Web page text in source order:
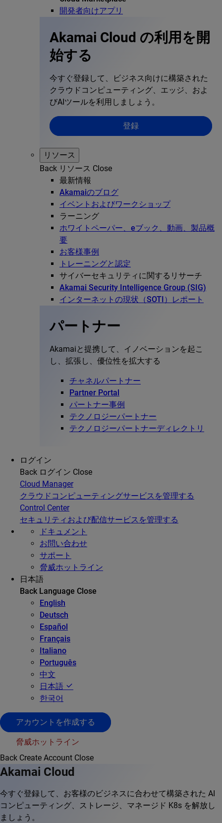
開発者向けアプリ
Akamai Cloud の利用を開
始する
今すぐ登録して、ビジネス向けに構築された
クラウドコンピューティング、エッジ、およ
びAIツールを利用しましょう。
登録
リソース
Back リソース Close
最新情報
Akamaiのブログ
イベントおよびワークショップ
ラーニング
ホワイトペーパー、eブック、動画、製品概
要
お客様事例
トレーニングと認定
サイバーセキュリティに関するリサーチ
Akamai Security Intelligence Group (SIG)
インターネットの現状（SOTI）レポート
パートナー
Akamaiと提携して、イノベーションを起こ
し、拡張し、優位性を拡大する
チャネルパートナー
Partner Portal
パートナー事例
テクノロジーパートナー
テクノロジーパートナーディレクトリ
ログイン
Back ログイン Close
Cloud Manager
クラウドコンピューティングサービスを管理する
Control Center
セキュリティおよび配信サービスを管理する
ドキュメント
お問い合わせ
サポート
脅威ホットライン
日本語
Back Language Close
English
Deutsch
Español
Français
Italiano
Português
中文
日本語
한국어
アカウントを作成する
脅威ホットライン
Back Create Account Close
Akamai Cloud
今すぐ登録して、お客様のビジネスに合わせて構築された AI
コンピューティング、ストレージ、マネージド K8s を解放し
ましょう。